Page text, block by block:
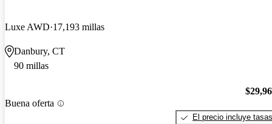
Luxe AWD 17,193 millas
Danbury, CT
90 millas
Buena oferta
El precio incluye tasas